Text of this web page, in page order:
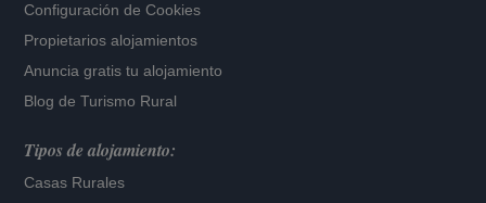
Configuración de Cookies
Propietarios alojamientos
Anuncia gratis tu alojamiento
Blog de Turismo Rural
Tipos de alojamiento:
Casas Rurales